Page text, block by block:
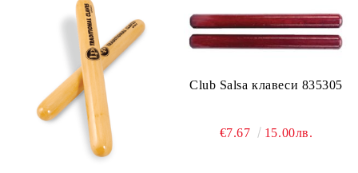
Club Salsa клавеси 835305
€7.67 15.00лв.